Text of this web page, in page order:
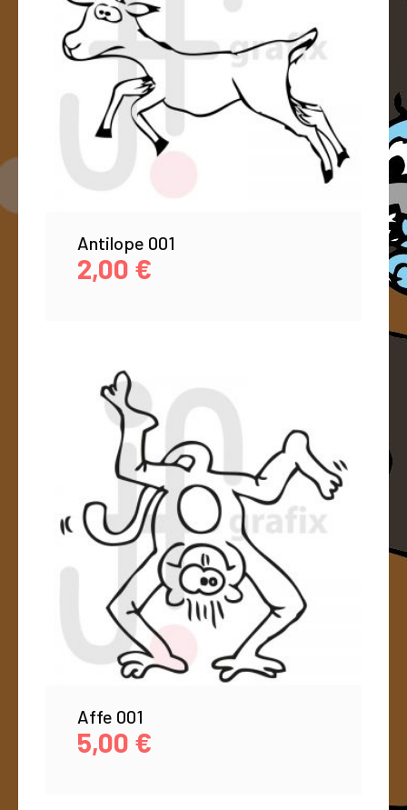
Antilope 001
2,00 €
Affe 001
5,00 €